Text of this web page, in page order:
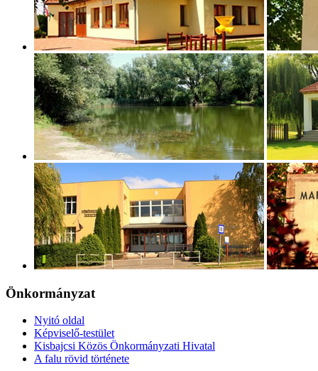
Önkormányzat
Nyitó oldal
Képviselő-testület
Kisbajcsi Közös Önkormányzati Hivatal
A falu rövid története